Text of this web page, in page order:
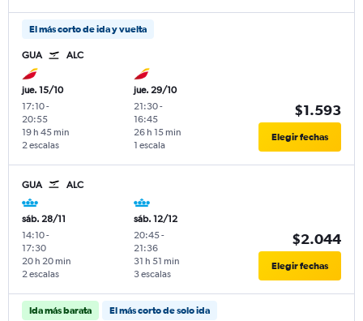
El más corto de ida y vuelta
GUA ALC
jue. 15/10
17:10-
20:55
2 escalas
19 h 45 min
jue. 29/10
21:30-
16:45
1 escala
26 h 15 min
$1.593
Elegir fechas
GUA ALC
sáb. 28/11
14:10-
17:30
2 escalas
20 h 20 min
sáb. 12/12
20:45-
21:36
3 escalas
31 h 51 min
$2.044
Elegir fechas
Ida más barata El más corto de solo ida